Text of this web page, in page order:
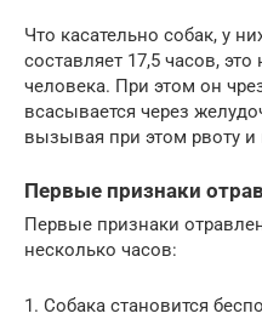
Что касательно собак, у
составляет 17,5 часов,
человека. При этом он
всасывается через
вызывая при этом рвоту и
Первые признаки
Первые признаки
несколько часов:
1. Собака становится